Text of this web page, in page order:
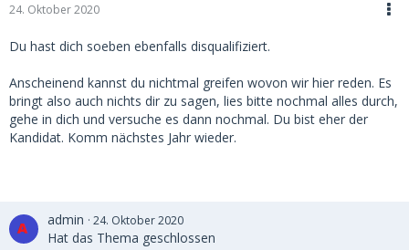
24. Oktober 2020
Du hast dich soeben ebenfalls disqualifiziert.
Anscheinend kannst du nichtmal greifen wovon wir hier reden. Es
bringt also auch nichts dir zu sagen, lies bitte nochmal alles durch,
gehe in dich und versuche es dann nochmal. Du bist eher der
Kandidat. Komm nächstes Jahr wieder.
admin 24. Oktober 2020
Hat das Thema geschlossen